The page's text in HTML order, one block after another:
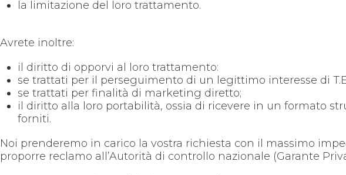
la limitazione del loro trattamento.
Avrete inoltre:
il diritto di opporvi al loro trattamento:
se trattati per il perseguimento di un legittimo interesse di
se trattati per finalità di marketing diretto;
il diritto alla loro portabilità, ossia di ricevere in un formato
forniti.
Noi prenderemo in carico la vostra richiesta con il massimo
proporre reclamo all’Autorità di controllo nazionale (Garante